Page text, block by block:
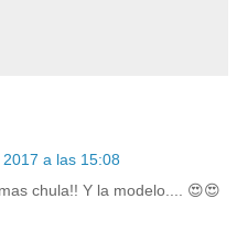
a las 15:08
chula!! Y la modelo.... 😍😍